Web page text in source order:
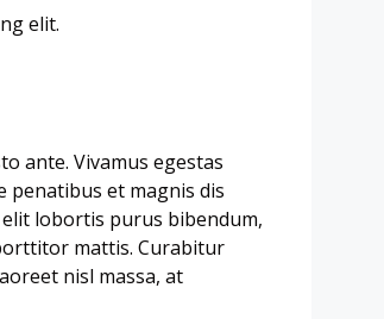
elit.
ante. Vivamus egestas
penatibus et magnis dis
lobortis purus bibendum,
mattis. Curabitur
nisl massa, at